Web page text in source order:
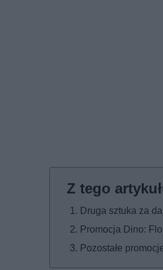
Druga sztuka za
Promocja Dino:
Pozostałe